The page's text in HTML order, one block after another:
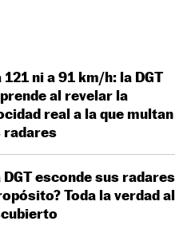
121 ni a 91 km/h: la DGT
al revelar la
real a la que multan
radares
DGT esconde sus radares
Toda la verdad al